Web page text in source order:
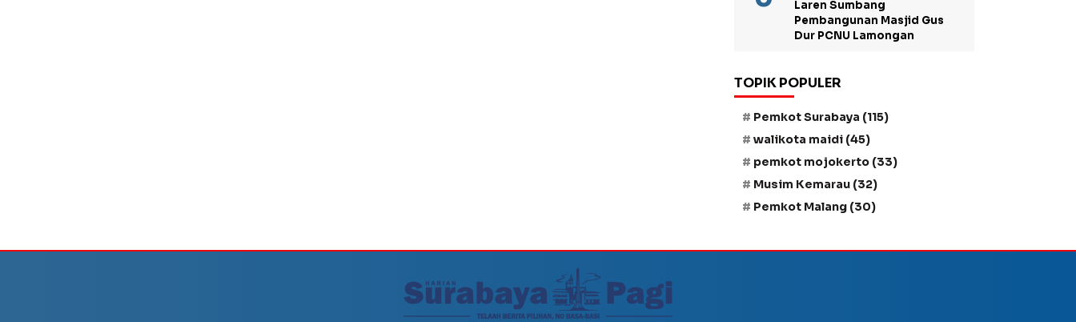
Laren Sumbang
Pembangunan Masjid Gus
Dur PCNU Lamongan
TOPIK POPULER
Pemkot Surabaya (115)
walikota maidi (45)
pemkot mojokerto (33)
Musim Kemarau (32)
Pemkot Malang (30)